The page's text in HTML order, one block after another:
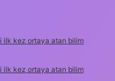
ilk kez ortaya atan bilim
ilk kez ortaya atan bilim